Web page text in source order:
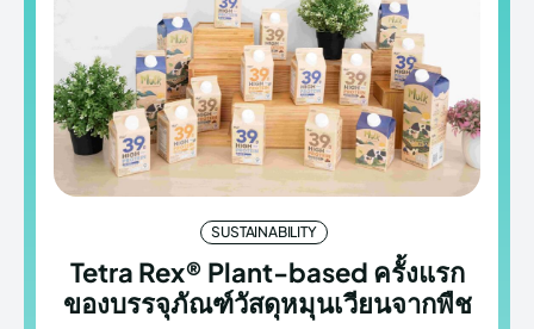
SUSTAINABILITY
Tetra Rex® Plant-based ครั้งแรก
ของบรรจุภัณฑ์วัสดุหมุนเวียนจากพืช